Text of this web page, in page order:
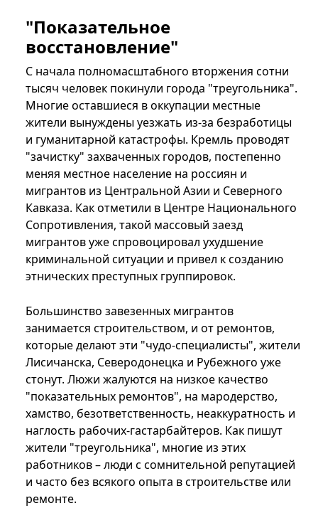
"Показательное
восстановление"
С начала полномасштабного вторжения сотни
тысяч человек покинули города "треугольника".
Многие оставшиеся в оккупации местные
жители вынуждены уезжать из-за безработицы
и гуманитарной катастрофы. Кремль проводят
"зачистку" захваченных городов, постепенно
меняя местное население на россиян и
мигрантов из Центральной Азии и Северного
Кавказа. Как отметили в Центре Национального
Сопротивления, такой массовый заезд
мигрантов уже спровоцировал ухудшение
криминальной ситуации и привел к созданию
этнических преступных группировок.
Большинство завезенных мигрантов
занимается строительством, и от ремонтов,
которые делают эти "чудо-специалисты", жители
Лисичанска, Северодонецка и Рубежного уже
стонут. Люжи жалуются на низкое качество
"показательных ремонтов", на мародерство,
хамство, безответственность, неаккуратность и
наглость рабочих-гастарбайтеров. Как пишут
жители "треугольника", многие из этих
работников – люди с сомнительной репутацией
и часто без всякого опыта в строительстве или
ремонте.